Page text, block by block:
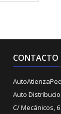
CONTACTO
Auto
C/ Mecánicos,